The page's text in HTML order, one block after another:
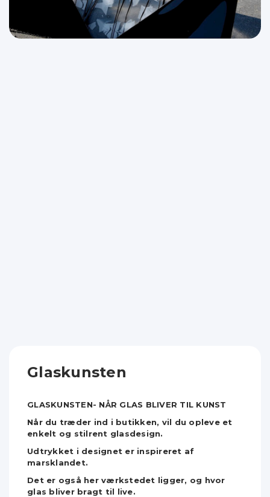
Glaskunsten
GLASKUNSTEN- NÅR GLAS BLIVER TIL KUNST
Når du træder ind i butikken, vil du opleve et
enkelt og stilrent glasdesign.
Udtrykket i designet er inspireret af
marsklandet.
Det er også her værkstedet ligger, og hvor
glas bliver bragt til live.